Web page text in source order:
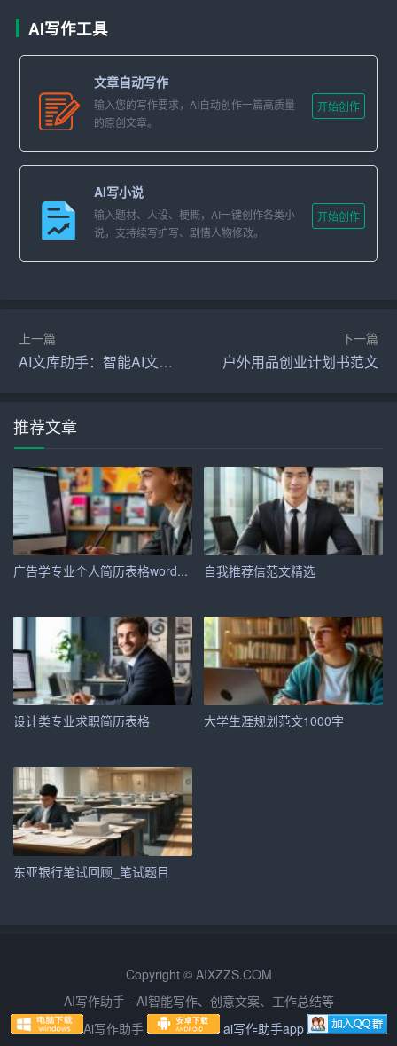
2. 服务定位：以客户为中心，提供高效、便捷、人性化的
购物体验。
3. 品牌定位：树立良好的品牌形象，打造具有竞争力的网
店品牌。
四、项目目标
1. 短期目标：在3个月内，完成网店搭建，实现销售额达到
10万元。
2. 中期目标：在1年内，实现销售额达到100万元，积累一
到1000万元。
1. 产品策略：精选优质商品，注重产品创新，满足消费者
多样化需求。
2. 价格策略：采用市场渗透定价策略，以较低价格吸引消
费者，提高市场占有率。
3. 促销策略：开展多样化促销活动，如限时折扣、满减优
惠等，提高消费者购买意愿。
4. 渠道策略：利用互联网平台，如淘宝、京东等，拓宽销
售渠道。
5. 宣传策略：利用社交媒体、网络广告、线下活动等多种
方式，提高品牌知名度。
1. 网店搭建：选择合适的电商平台，如淘宝、京东等，进
行店铺装修、商品上架等。
2. 供应链管理：与优质供应商建立合作关系，确保商品质
量和库存稳定。
4. 客户服务：设立客服团队，提供售前咨询、售后解答等
服务，提高客户满意度。
5. 数据分析：定期分析销售数据，调整产品结构、营销策
AI写作工具
文章自动写作
输入您的写作要求，AI自动创作一篇高质量
的原创文章。
开始创作
AI写小说
输入题材、人设、梗概，AI一键创作各类小
说，支持续写扩写、剧情人物修改。
开始创作
上一篇
AI文库助手：智能AI文档助手的新选择
下一篇
户外用品创业计划书范文
推荐文章
广告学专业个人简历表格word... 自我推荐信范文精选
设计类专业求职简历表格 大学生涯规划范文1000字
东亚银行笔试回顾_笔试题目
Copyright © AIXZZS.COM
AI写作助手 - AI智能写作、创意文案、工作总结等
Ai写作助手
ai写作助手app